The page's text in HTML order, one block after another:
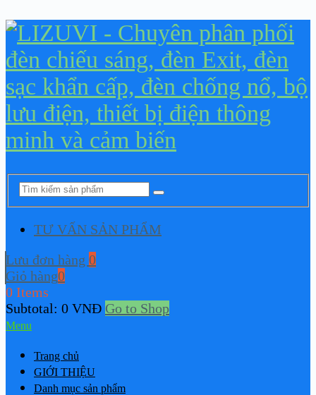
TƯ VẤN SẢN PHẨM
Lưu đơn hàng 0
Giỏ hàng0
0 Items
Subtotal: 0 VNĐ Go to Shop
Menu
Trang chủ
GIỚI THIỆU
Danh mục sản phẩm